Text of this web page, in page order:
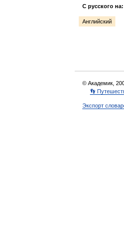
С русского на:
Английский
© Академик,
👣
Экспорт